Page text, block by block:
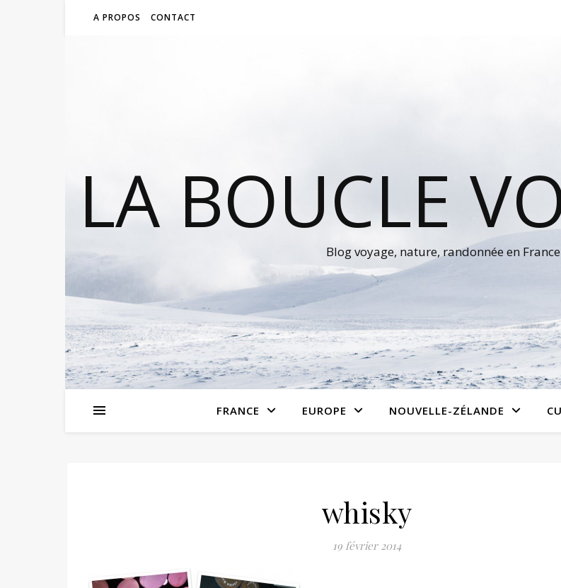
A PROPOS CONTACT
LA BOUCLE
Blog voyage, nature, randonnée en
FRANCE EUROPE NOUVELLE-ZÉLANDE
whisky
19 février 2014